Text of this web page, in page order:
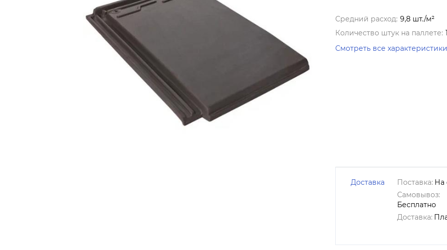
Средний расход: 9,8 шт./м²
Количество штук на паллете:
Смотреть все характеристики
Доставка Поставка: На
Самовывоз:
Бесплатно
Доставка: